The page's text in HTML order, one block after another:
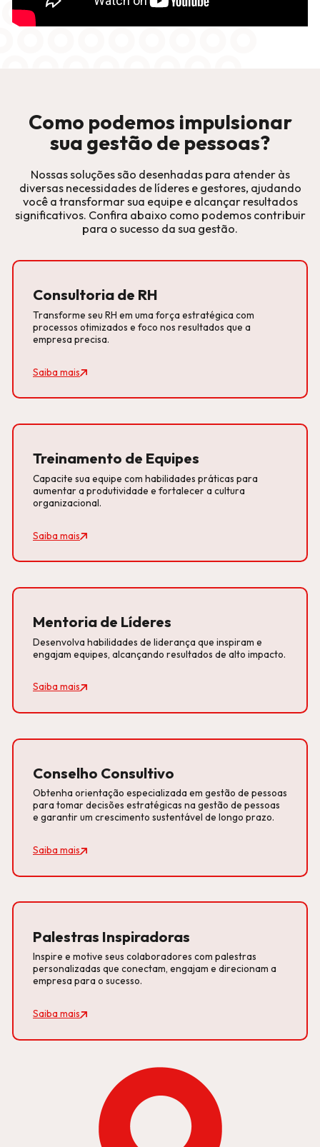
Como podemos impulsionar
sua gestão de pessoas?
Nossas soluções são desenhadas para atender às
diversas necessidades de líderes e gestores, ajudando
você a transformar sua equipe e alcançar resultados
significativos. Confira abaixo como podemos contribuir
para o sucesso da sua gestão.
Consultoria de RH
Transforme seu RH em uma força estratégica com
processos otimizados e foco nos resultados que a
empresa precisa.
Saiba mais
Treinamento de Equipes
Capacite sua equipe com habilidades práticas para
aumentar a produtividade e fortalecer a cultura
organizacional.
Saiba mais
Mentoria de Líderes
Desenvolva habilidades de liderança que inspiram e
engajam equipes, alcançando resultados de alto impacto.
Saiba mais
Conselho Consultivo
Obtenha orientação especializada em gestão de pessoas
para tomar decisões estratégicas na gestão de pessoas
e garantir um crescimento sustentável de longo prazo.
Saiba mais
Palestras Inspiradoras
Inspire e motive seus colaboradores com palestras
personalizadas que conectam, engajam e direcionam a
empresa para o sucesso.
Saiba mais